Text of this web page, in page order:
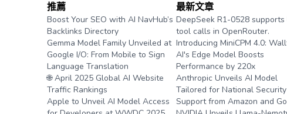
推薦
Boost Your SEO with AI NavHub’s
Backlinks Directory
Gemma Model Family Unveiled at
Google I/O: From Mobile to Sign
Language Translation
🌐 April 2025 Global AI Website
Traffic Rankings
Apple to Unveil AI Model Access
最新文章
DeepSeek R1-0528
tool calls in OpenRouter.
Introducing MiniCPM 4.0:
AI's Edge Model Boosts
Performance by 220x
Anthropic Unveils AI Model
Tailored for National
Support from Amazon and